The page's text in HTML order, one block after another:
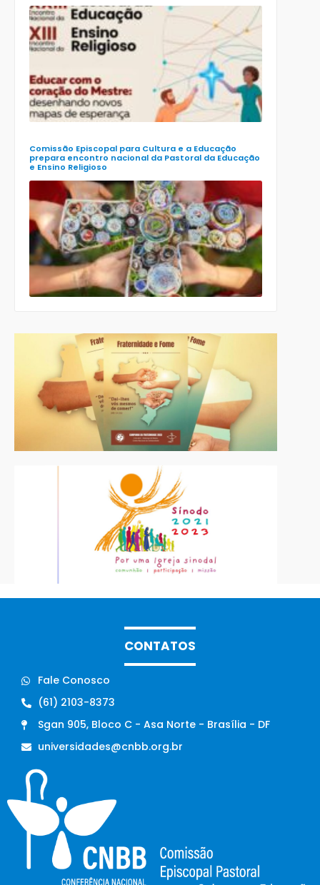
Comissão Episcopal para Cultura e a Educação
prepara encontro nacional da Pastoral da Educação
e Ensino Religioso
CONTATOS
Fale Conosco
(61) 2103-8373
Sgan 905, Bloco C - Asa Norte - Brasília - DF
universidades@cnbb.org.br